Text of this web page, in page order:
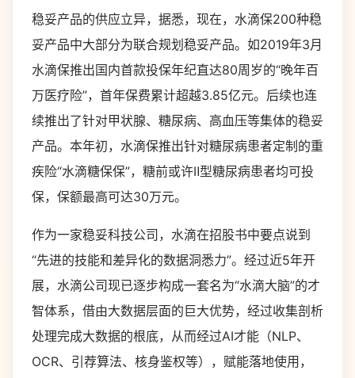
稳妥产品的供应立异，据悉，现在，水滴保200种稳
妥产品中大部分为联合规划稳妥产品。如2019年3月
水滴保推出国内首款投保年纪直达80周岁的“晚年百
万医疗险”，首年保费累计超越3.85亿元。后续也连
续推出了针对甲状腺、糖尿病、高血压等集体的稳妥
产品。本年初，水滴保推出针对糖尿病患者定制的重
疾险“水滴糖保保”，糖前或许Ⅱ型糖尿病患者均可投
保，保额最高可达30万元。
作为一家稳妥科技公司，水滴在招股书中要点说到
“先进的技能和差异化的数据洞悉力”。经过近5年开
展，水滴公司现已逐步构成一套名为“水滴大脑”的才
智体系，借由大数据层面的巨大优势，经过收集剖析
处理完成大数据的根底，从而经过AI才能（NLP、
OCR、引荐算法、核身鉴权等），赋能落地使用，